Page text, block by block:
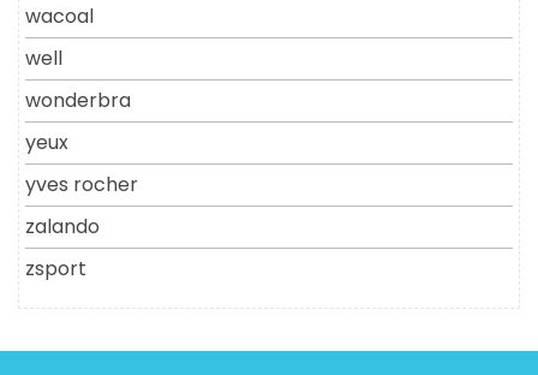
wacoal
well
wonderbra
yeux
yves rocher
zalando
zsport